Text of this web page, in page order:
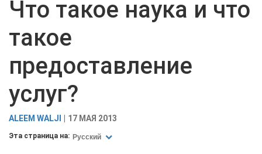
Что такое наука и что
такое
предоставление
услуг?
ALEEM WALJI 17 МАЯ 2013
Эта страница на: Русский